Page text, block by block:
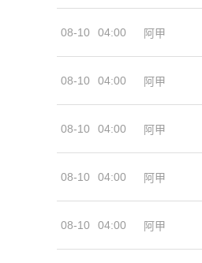
08-10 04:00 阿甲
08-10 04:00 阿甲
08-10 04:00 阿甲
08-10 04:00 阿甲
08-10 04:00 阿甲